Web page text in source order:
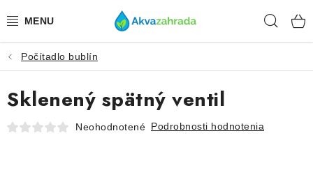
na
TECHNIKA
HNOJIVÁ
VODA
Počítadlo bublín
Sklenený spätný ventil
Neohodnotené Podrobnosti hodnotenia